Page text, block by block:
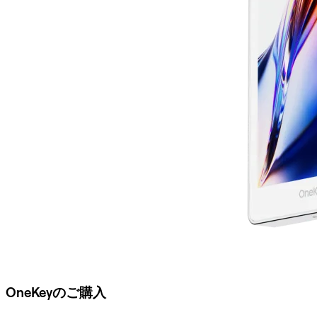
OneKeyのご購入